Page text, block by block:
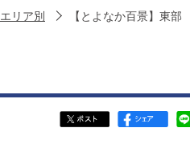
エリア別 【とよなか百景】東部